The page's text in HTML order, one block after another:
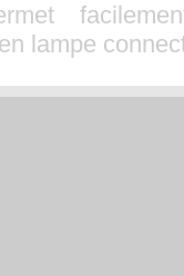
lampe